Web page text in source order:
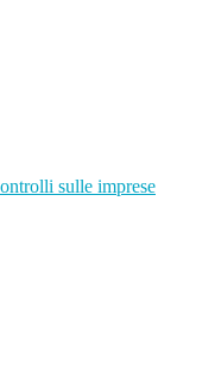
sulle imprese